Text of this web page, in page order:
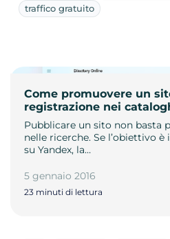
traffico gratuito
Come promuovere un
registrazione nei
Pubblicare un sito non basta
nelle ricerche. Se l’obiettivo
su Yandex, la…
5 gennaio 2016
23 minuti di lettura